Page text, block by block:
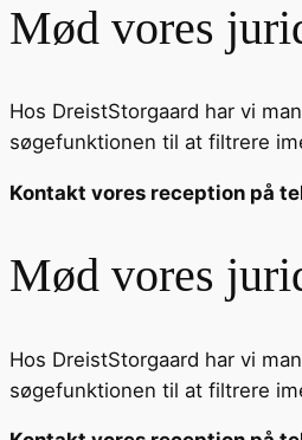
Mød vores
Hos DreistStorgaard har vi
søgefunktionen til at filtrere
Kontakt vores reception på
Mød vores
Hos DreistStorgaard har vi
søgefunktionen til at filtrere